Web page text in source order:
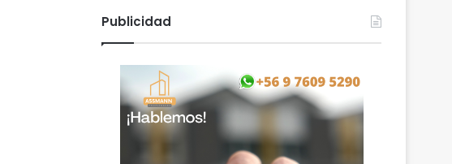
Publicidad